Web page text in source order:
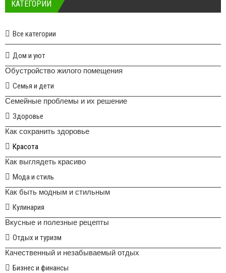
КАТЕГОРИИ
Все категории
Дом и уют
Обустройство жилого помещения
Семья и дети
Семейные проблемы и их решение
Здоровье
Как сохранить здоровье
Красота
Как выглядеть красиво
Мода и стиль
Как быть модным и стильным
Кулинария
Вкусные и полезные рецепты
Отдых и туризм
Качественный и незабываемый отдых
Бизнес и финансы